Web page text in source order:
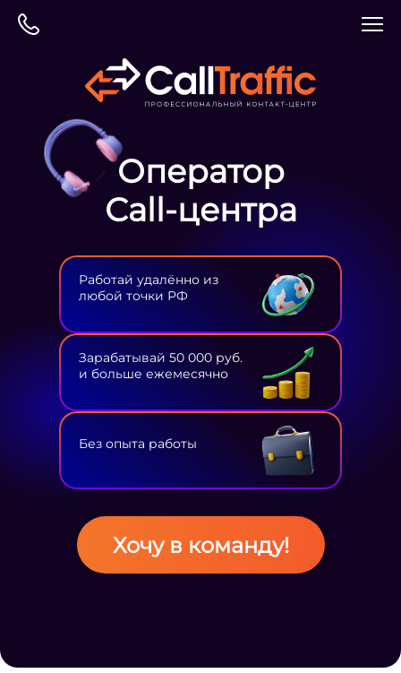
Оператор
Сall-центра
Работай удалённо из
любой точки РФ
Зарабатывай 50 000 руб.
и больше ежемесячно
Без опыта работы
Хочу в команду!